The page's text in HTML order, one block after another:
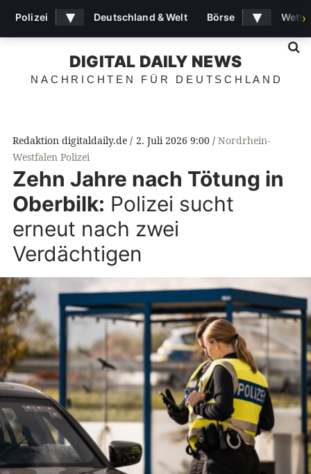
DIGITAL DAILY NEWS
NACHRICHTEN FÜR DEUTSCHLAND
Redaktion digitaldaily.de 2. Juli 2026 9:00
Nordrhein-
Westfalen Polizei
Zehn Jahre nach Tötung in
Oberbilk: Polizei sucht
erneut nach zwei
Verdächtigen
Polizei ▾ Deutschland & Welt Börse ▾ ›